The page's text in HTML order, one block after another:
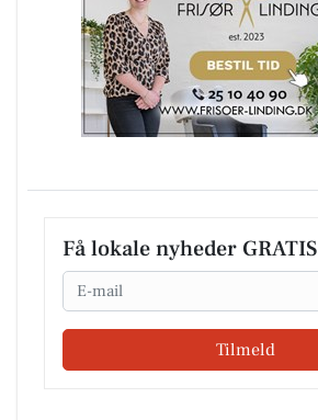
Få lokale nyheder GRATIS
Email
Tilmeld